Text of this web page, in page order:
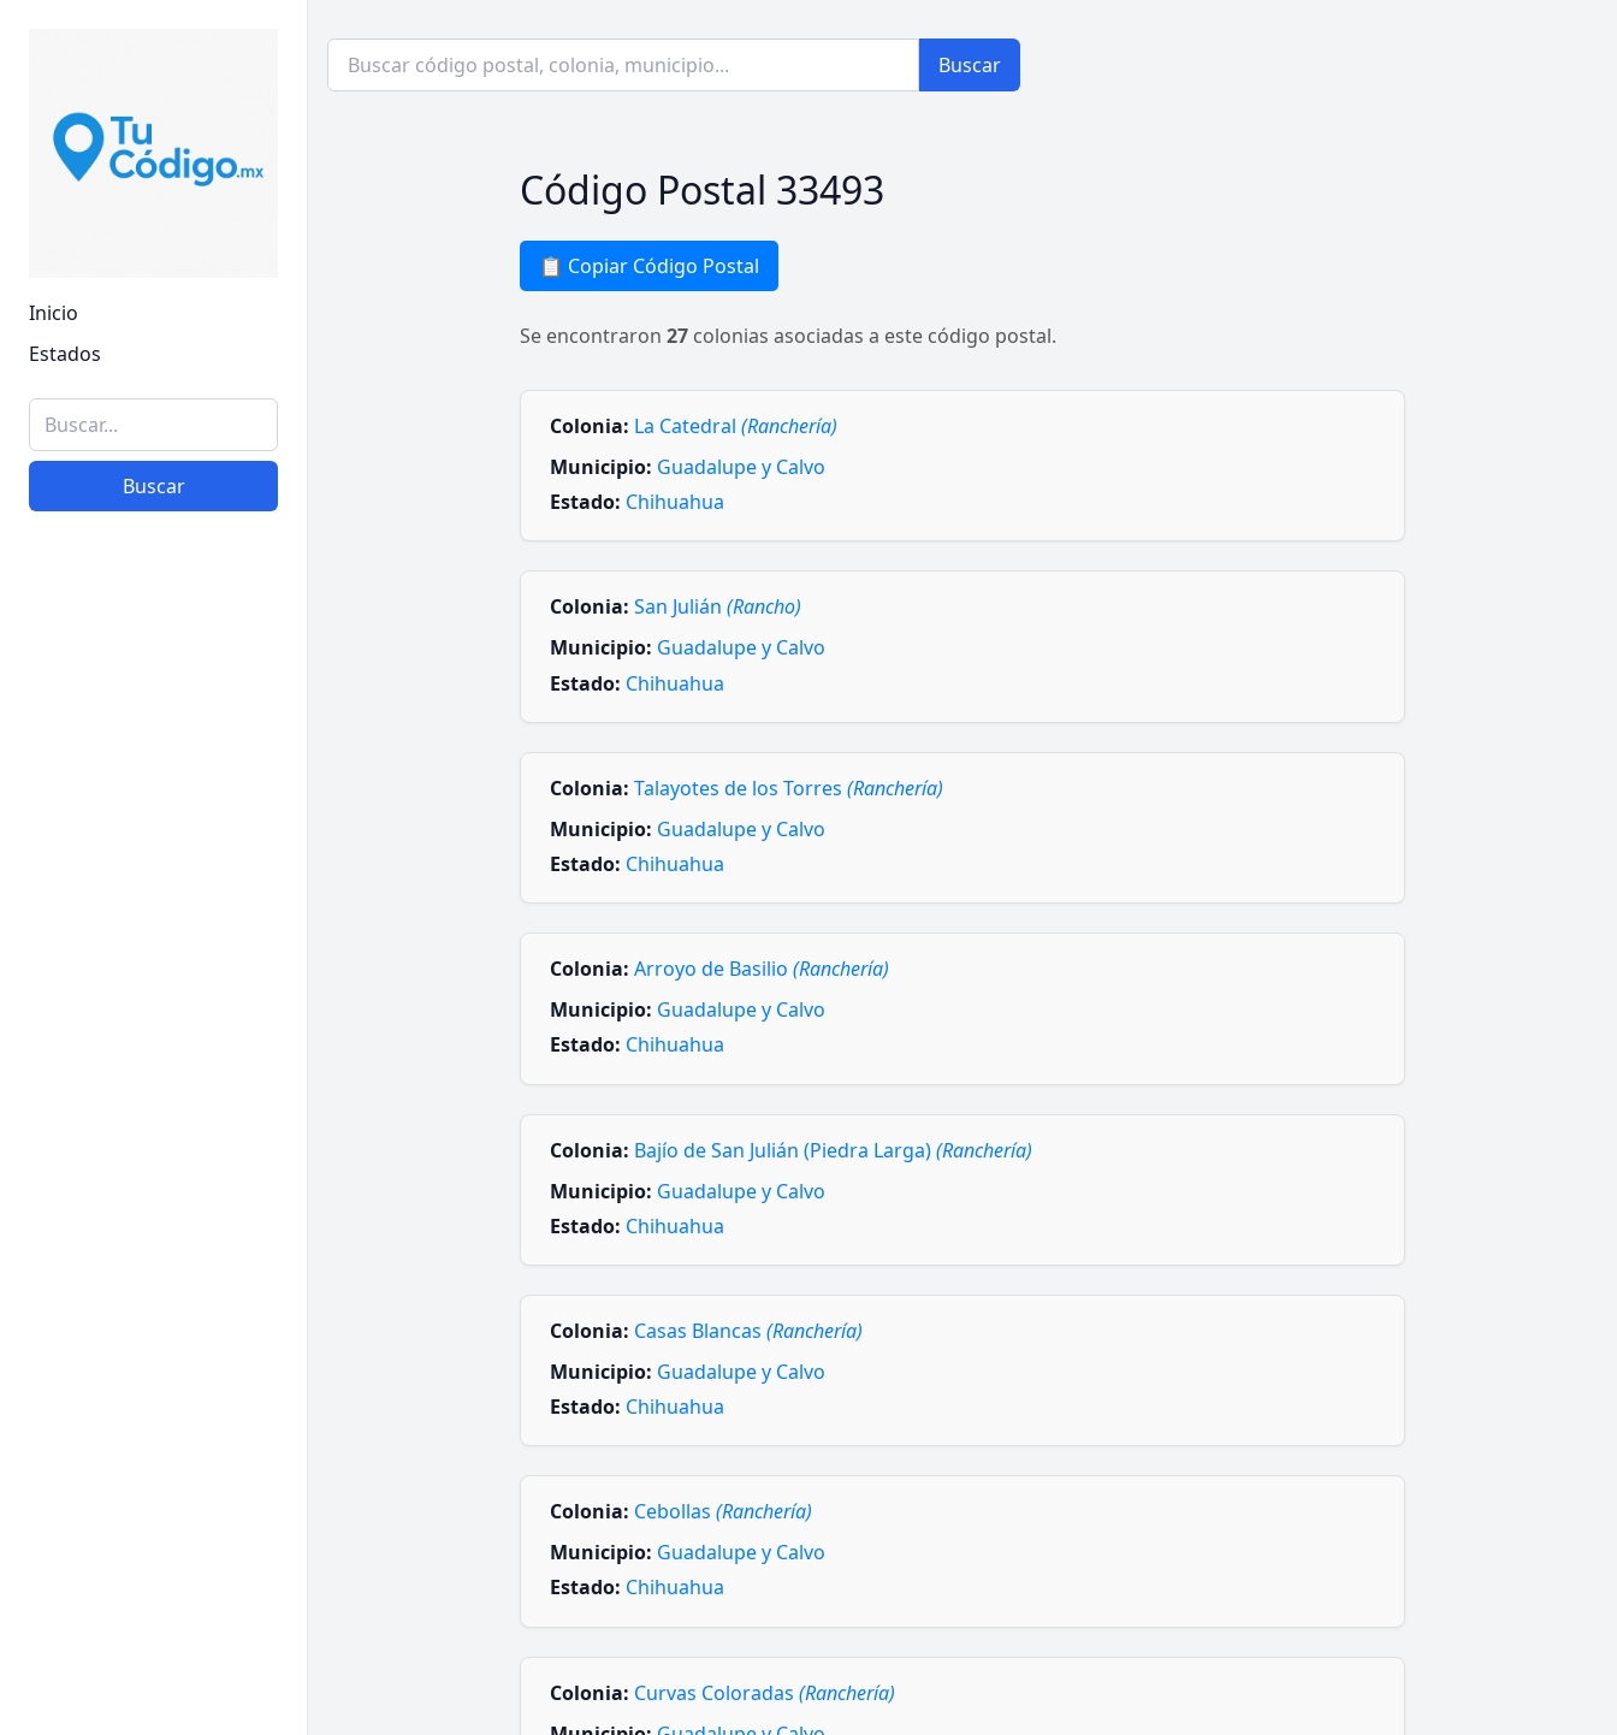
Inicio
Estados
Buscar
Buscar
Código Postal 33493
📋 Copiar Código Postal
Se encontraron 27 colonias asociadas a este código postal.
Colonia: La Catedral (Ranchería)
Municipio: Guadalupe y Calvo
Estado: Chihuahua
Colonia: San Julián (Rancho)
Municipio: Guadalupe y Calvo
Estado: Chihuahua
Colonia: Talayotes de los Torres (Ranchería)
Municipio: Guadalupe y Calvo
Estado: Chihuahua
Colonia: Arroyo de Basilio (Ranchería)
Municipio: Guadalupe y Calvo
Estado: Chihuahua
Colonia: Bajío de San Julián (Piedra Larga)(Ranchería)
Municipio: Guadalupe y Calvo
Estado: Chihuahua
Colonia: Casas Blancas (Ranchería)
Municipio: Guadalupe y Calvo
Estado: Chihuahua
Colonia: Cebollas (Ranchería)
Municipio: Guadalupe y Calvo
Estado: Chihuahua
Colonia: Curvas Coloradas (Ranchería)